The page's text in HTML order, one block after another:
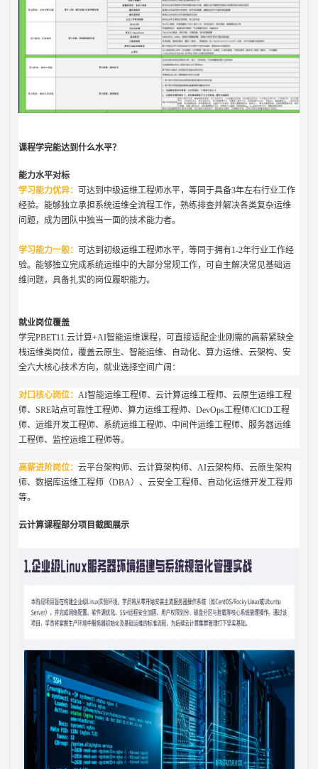
课程学完能达到什么水平？
能力水平对标
学习能力优异‌：
可达到中级运维工程师水平，等同于具备3年左右行业工作
经验。能够独立承担系统运维全流程工作，熟练排查并解决各类复杂运维
问题，成为团队中独当一面的技术能力者。
学习能力一般‌：
可达到初级运维工程师水平，等同于拥有1-2年行业工作经
验。能够独立完成系统运维中的大部分常规工作，可自主解决常见基础运
维问题，具备扎实的岗位履职能力。
就业岗位覆盖
学完PBET11.云计算+AI智能运维课程，可直接适配企业刚需的高薪紧缺全
栈运维类岗位，覆盖云原生、智能运维、自动化、算力运维、云架构、安
全六大核心技术方向，就业选择空间广阔：
对口核心岗位‌：AI智能运维工程师、云计算运维工程师、云原生运维工程
师、SRE站点可靠性工程师、算力运维工程师、DevOps工程师/CICD工程
师、运维开发工程师、系统运维工程师、中间件运维工程师、服务器运维
工程师、监控运维工程师等。
高薪进阶岗位‌：云平台架构师、云计算架构师、AI云架构师、云原生架构
师、数据库运维工程师（DBA）、云安全工程师、自动化运维开发工程师
等。
云计算课程部分项目截图展示